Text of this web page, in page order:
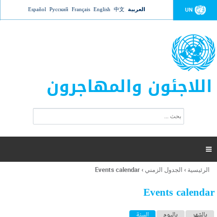
Jump to navigation UN العربية 中文
English
Français
Русский
Español
اللاجئون والمهاجرون
ت
ر
ل
ح
ب

أنت
هنا
الرئيسية › الجدول الزمني ›
Events calendar
Events calendar